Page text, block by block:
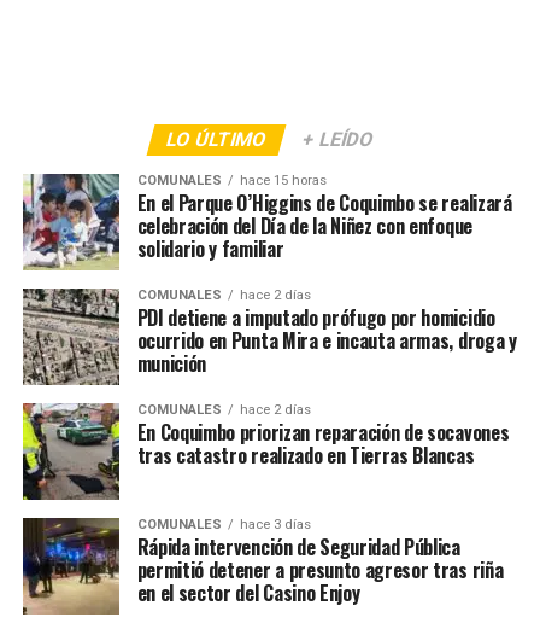
LO ÚLTIMO + LEÍDO
COMUNALES hace 15 horas
En el Parque O’Higgins de Coquimbo se realizará
celebración del Día de la Niñez con enfoque
solidario y familiar
COMUNALES hace 2 días
PDI detiene a imputado prófugo por homicidio
ocurrido en Punta Mira e incauta armas, droga y
munición
COMUNALES hace 2 días
En Coquimbo priorizan reparación de socavones
tras catastro realizado en Tierras Blancas
COMUNALES hace 3 días
Rápida intervención de Seguridad Pública
permitió detener a presunto agresor tras riña
en el sector del Casino Enjoy